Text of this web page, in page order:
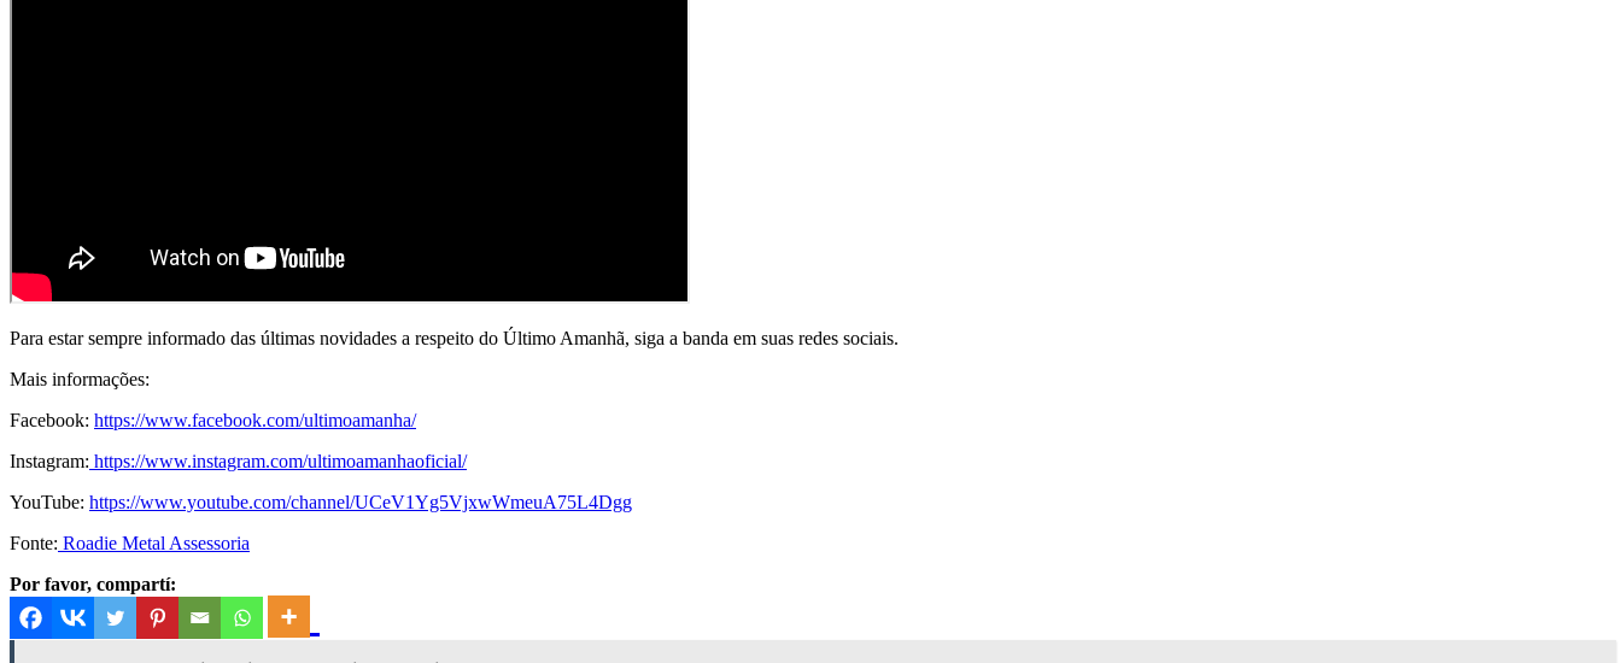
Para estar sempre informado das últimas novidades a respeito do Último Amanhã, siga a banda em suas redes sociais.
Mais informações:
Facebook: https://www.facebook.com/ultimoamanha/
Instagram: https://www.instagram.com/ultimoamanhaoficial/
YouTube: https://www.youtube.com/channel/UCeV1Yg5VjxwWmeuA75L4Dgg
Fonte: Roadie Metal Assessoria
Por favor, compartí: